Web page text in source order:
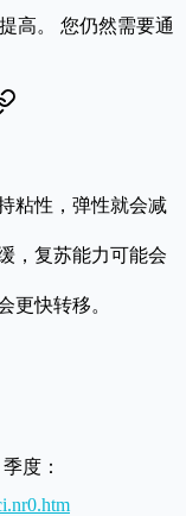
高。 您仍然需要通
粘性，弹性就会减
，复苏能力可能会
更快转移。
度：